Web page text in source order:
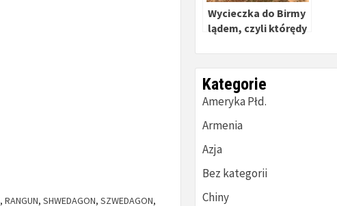
, RANGUN, SHWEDAGON, SZWEDAGON,
Wycieczka do Birmy
lądem, czyli którędy
Kategorie
Ameryka Płd.
Armenia
Azja
Bez kategorii
Chiny